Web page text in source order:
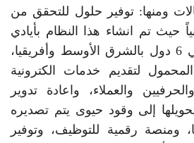
ومنها: توفير حلول للتحقق من
حيث تم انشاء هذا النظام بأيادي
مصرية وتم تفعيله في 6 دول بالشرق الأوسط وأفريقيا،
لتقديم خدمات الكترونية
والعملاء، واعادة تدوير
إلى وقود حيوى يتم تصديره
ومنصة رقمية للتوظيف، وتوفير